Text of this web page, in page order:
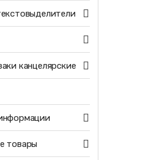
канцелярские
товары